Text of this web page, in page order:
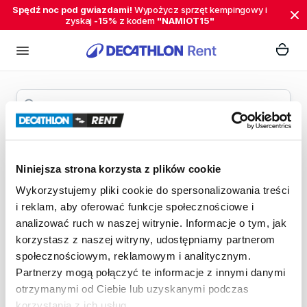
Niniejsza strona korzysta z plików cookie
Wykorzystujemy pliki cookie do spersonalizowania treści
i reklam, aby oferować funkcje społecznościowe i
analizować ruch w naszej witrynie. Informacje o tym, jak
korzystasz z naszej witryny, udostępniamy partnerom
społecznościowym, reklamowym i analitycznym.
Partnerzy mogą połączyć te informacje z innymi danymi
otrzymanymi od Ciebie lub uzyskanymi podczas
Spędź noc pod gwiazdami! Wypożycz sprzęt kempingowy i
zyskaj -15% z kodem "NAMIOT15"
0 produktów Kolejność produktów